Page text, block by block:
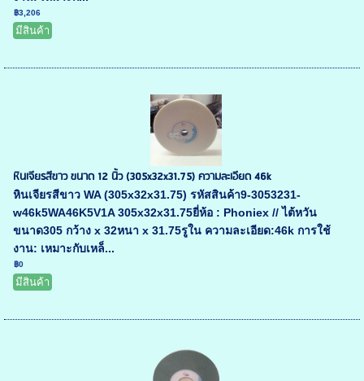
฿3,206
มีสินค้า
หินเจียรสีขาว ขนาด 12 นิ้ว (305x32x31.75) ความละเอียด 46k
หินเจียรสีขาว WA (305x32x31.75) รหัสสินค้า9-3053231-
w46k5WA46K5V1A 305x32x31.75ยี่ห้อ : Phoniex // ไต้หวัน
ขนาด305 กว้าง x 32หนา x 31.75รูใน ความละเอียด:46k การใช้
งาน: เหมาะกับเหล็...
฿0
มีสินค้า